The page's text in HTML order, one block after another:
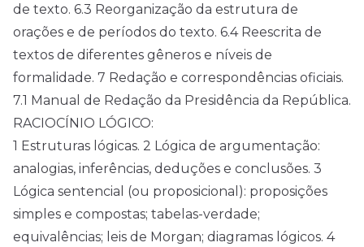
de texto. 6.3 Reorganização da estrutura de
orações e de períodos do texto. 6.4 Reescrita de
textos de diferentes gêneros e níveis de
formalidade. 7 Redação e correspondências oficiais.
7.1 Manual de Redação da Presidência da República.
RACIOCÍNIO LÓGICO:
1 Estruturas lógicas. 2 Lógica de argumentação:
analogias, inferências, deduções e conclusões. 3
Lógica sentencial (ou proposicional): proposições
simples e compostas; tabelas-verdade;
equivalências; leis de Morgan; diagramas lógicos. 4